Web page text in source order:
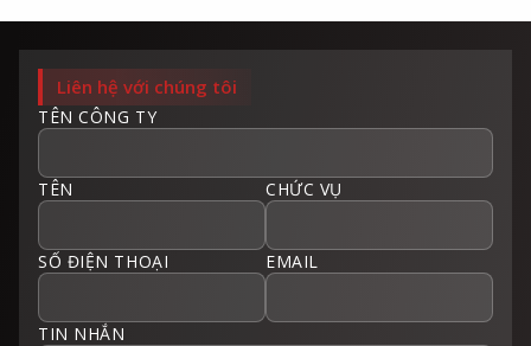
Liên hệ với chúng tôi
TÊN CÔNG TY
TÊN CHỨC VỤ
SỐ ĐIỆN THOẠI EMAIL
TIN NHẮN